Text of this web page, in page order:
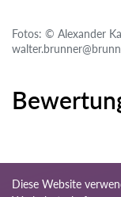
Fotos: © Alexander
Diese Website